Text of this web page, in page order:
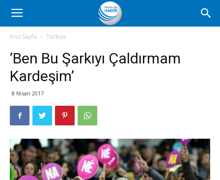
Romanya
Haber
Ana Sayfa Türkiye
’Ben Bu Şarkıyı Çaldırmam
Kardeşim’
8 Nisan 2017